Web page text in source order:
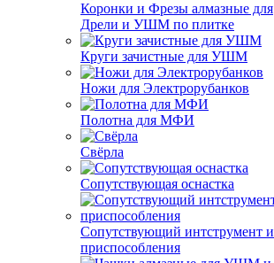
Коронки и Фрезы алмазные для
Дрели и УШМ по плитке
Круги зачистные для УШМ
Ножи для Электрорубанков
Полотна для МФИ
Свёрла
Сопутствующая оснастка
Сопутствующий интструмент и
приспособления